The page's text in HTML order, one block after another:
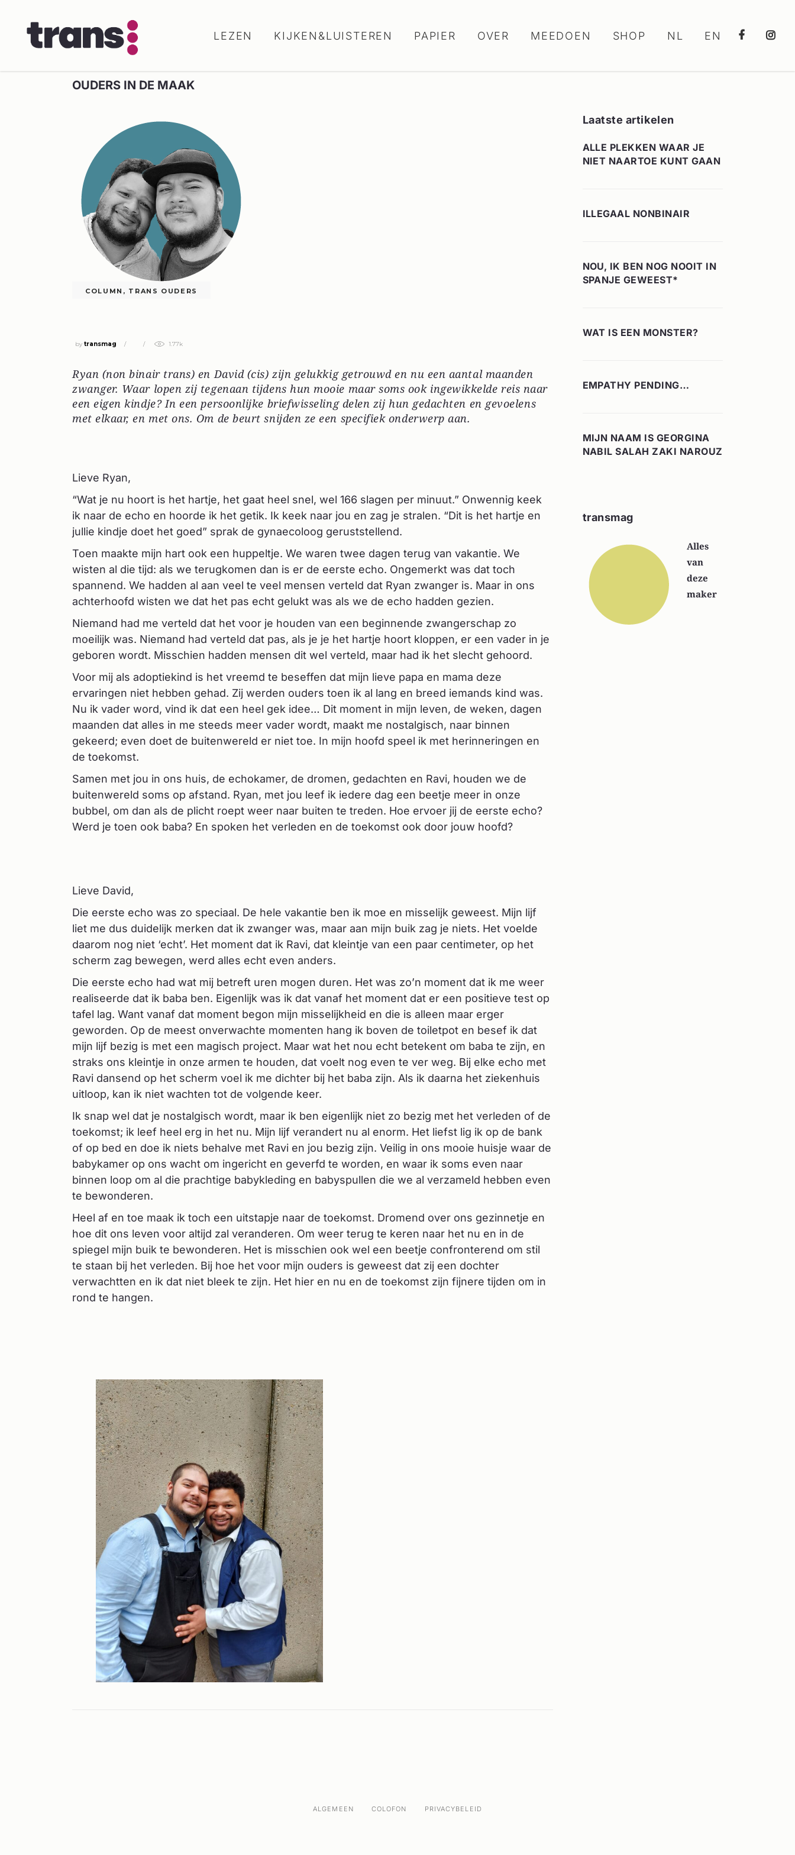
LEZEN KIJKEN&LUISTEREN PAPIER OVER MEEDOEN SHOP NL EN
OUDERS IN DE MAAK
COLUMN , TRANS OUDERS
by transmag 1.77k
Ryan (non binair trans) en David (cis) zijn gelukkig getrouwd en nu een aantal maanden
zwanger. Waar lopen zij tegenaan tijdens hun mooie maar soms ook ingewikkelde reis naar
een eigen kindje? In een persoonlijke briefwisseling delen zij hun gedachten en gevoelens
met elkaar, en met ons. Om de beurt snijden ze een specifiek onderwerp aan.
Lieve Ryan,
“Wat je nu hoort is het hartje, het gaat heel snel, wel 166 slagen per minuut.” Onwennig keek
ik naar de echo en hoorde ik het getik. Ik keek naar jou en zag je stralen. “Dit is het hartje en
jullie kindje doet het goed” sprak de gynaecoloog geruststellend.
Toen maakte mijn hart ook een huppeltje. We waren twee dagen terug van vakantie. We
wisten al die tijd: als we terugkomen dan is er de eerste echo. Ongemerkt was dat toch
spannend. We hadden al aan veel te veel mensen verteld dat Ryan zwanger is. Maar in ons
achterhoofd wisten we dat het pas echt gelukt was als we de echo hadden gezien.
Niemand had me verteld dat het voor je houden van een beginnende zwangerschap zo
moeilijk was. Niemand had verteld dat pas, als je je het hartje hoort kloppen, er een vader in je
geboren wordt. Misschien hadden mensen dit wel verteld, maar had ik het slecht gehoord.
Voor mij als adoptiekind is het vreemd te beseffen dat mijn lieve papa en mama deze
ervaringen niet hebben gehad. Zij werden ouders toen ik al lang en breed iemands kind was.
Nu ik vader word, vind ik dat een heel gek idee… Dit moment in mijn leven, de weken, dagen
maanden dat alles in me steeds meer vader wordt, maakt me nostalgisch, naar binnen
gekeerd; even doet de buitenwereld er niet toe. In mijn hoofd speel ik met herinneringen en
de toekomst.
Samen met jou in ons huis, de echokamer, de dromen, gedachten en Ravi, houden we de
buitenwereld soms op afstand. Ryan, met jou leef ik iedere dag een beetje meer in onze
bubbel, om dan als de plicht roept weer naar buiten te treden. Hoe ervoer jij de eerste echo?
Werd je toen ook baba? En spoken het verleden en de toekomst ook door jouw hoofd?
Lieve David,
Die eerste echo was zo speciaal. De hele vakantie ben ik moe en misselijk geweest. Mijn lijf
liet me dus duidelijk merken dat ik zwanger was, maar aan mijn buik zag je niets. Het voelde
daarom nog niet ‘echt’. Het moment dat ik Ravi, dat kleintje van een paar centimeter, op het
scherm zag bewegen, werd alles echt even anders.
Die eerste echo had wat mij betreft uren mogen duren. Het was zo’n moment dat ik me weer
realiseerde dat ik baba ben. Eigenlijk was ik dat vanaf het moment dat er een positieve test op
tafel lag. Want vanaf dat moment begon mijn misselijkheid en die is alleen maar erger
geworden. Op de meest onverwachte momenten hang ik boven de toiletpot en besef ik dat
mijn lijf bezig is met een magisch project. Maar wat het nou echt betekent om baba te zijn, en
straks ons kleintje in onze armen te houden, dat voelt nog even te ver weg. Bij elke echo met
Ravi dansend op het scherm voel ik me dichter bij het baba zijn. Als ik daarna het ziekenhuis
uitloop, kan ik niet wachten tot de volgende keer.
Ik snap wel dat je nostalgisch wordt, maar ik ben eigenlijk niet zo bezig met het verleden of de
toekomst; ik leef heel erg in het nu. Mijn lijf verandert nu al enorm. Het liefst lig ik op de bank
of op bed en doe ik niets behalve met Ravi en jou bezig zijn. Veilig in ons mooie huisje waar de
babykamer op ons wacht om ingericht en geverfd te worden, en waar ik soms even naar
binnen loop om al die prachtige babykleding en babyspullen die we al verzameld hebben even
te bewonderen.
Heel af en toe maak ik toch een uitstapje naar de toekomst. Dromend over ons gezinnetje en
hoe dit ons leven voor altijd zal veranderen. Om weer terug te keren naar het nu en in de
spiegel mijn buik te bewonderen. Het is misschien ook wel een beetje confronterend om stil
te staan bij het verleden. Bij hoe het voor mijn ouders is geweest dat zij een dochter
verwachtten en ik dat niet bleek te zijn. Het hier en nu en de toekomst zijn fijnere tijden om in
rond te hangen.
Laatste artikelen
ALLE PLEKKEN WAAR JE
NIET NAARTOE KUNT GAAN
ILLEGAAL NONBINAIR
NOU, IK BEN NOG NOOIT IN
SPANJE GEWEEST*
WAT IS EEN MONSTER?
EMPATHY PENDING…
MIJN NAAM IS GEORGINA
NABIL SALAH ZAKI NAROUZ
transmag
Alles
van
deze
maker
ALGEMEEN COLOFON PRIVACYBELEID